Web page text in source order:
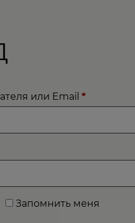
или Email *
Запомнить меня